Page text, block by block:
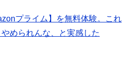
プライム】を無料体験。これ
められんな、と実感した